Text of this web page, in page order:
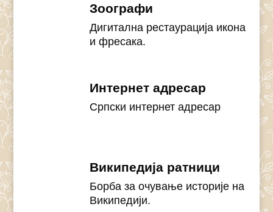
Зоографи
Дигитална рестаурација икона
и фресака.
Интернет адресар
Српски интернет адресар
Википедија ратници
Борба за очување историје на
Википедији.